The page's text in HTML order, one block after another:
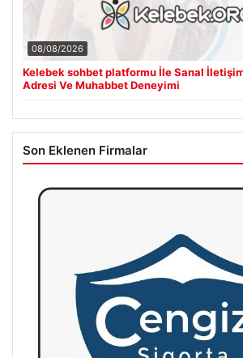
08/08/2026
Kelebek sohbet platformu İle Sanal
Adresi Ve Muhabbet Deneyimi
Son Eklenen Firmalar